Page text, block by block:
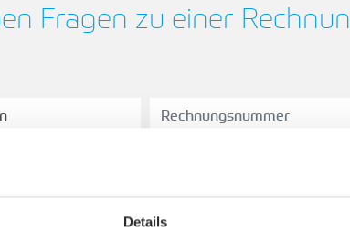
Details
Fragen zu einer